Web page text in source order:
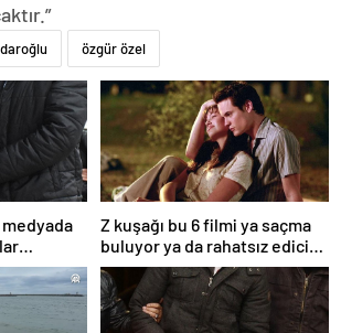
özgür özel
medyada
Z kuşağı bu 6 filmi ya saçma
buluyor ya da rahatsız edici
ve toksik!